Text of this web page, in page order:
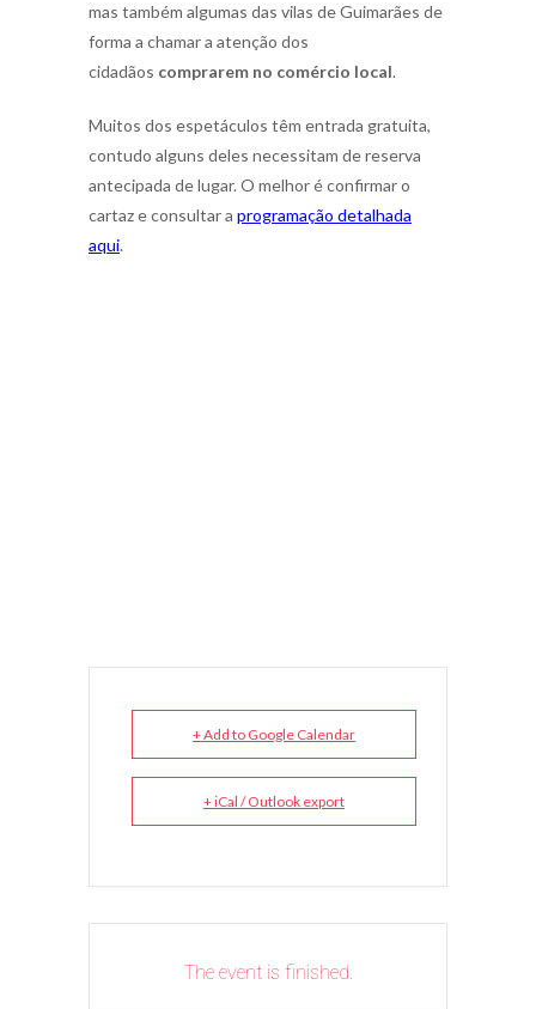
mas também algumas das vilas de Guimarães de
forma a chamar a atenção dos
cidadãos comprarem no comércio local.
Muitos dos espetáculos têm entrada gratuita,
contudo alguns deles necessitam de reserva
antecipada de lugar. O melhor é confirmar o
cartaz e consultar a programação detalhada
aqui.
+ Add to Google Calendar
+ iCal / Outlook export
The event is finished.